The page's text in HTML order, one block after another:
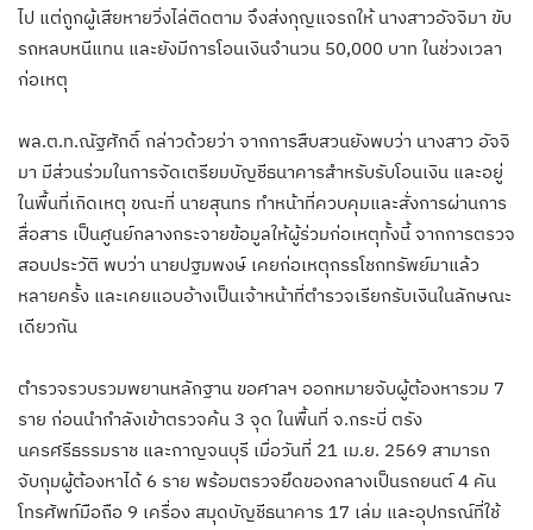
ไป แต่ถูกผู้เสียหายวิ่งไล่ติดตาม จึงส่งกุญแจรถให้ นางสาวอัจจิมา ขับ
รถหลบหนีแทน และยังมีการโอนเงินจำนวน 50,000 บาท ในช่วงเวลา
ก่อเหตุ
พล.ต.ท.ณัฐศักดิ์ กล่าวด้วยว่า จากการสืบสวนยังพบว่า นางสาว อัจจิ
มา มีส่วนร่วมในการจัดเตรียมบัญชีธนาคารสำหรับรับโอนเงิน และอยู่
ในพื้นที่เกิดเหตุ ขณะที่ นายสุนทร ทำหน้าที่ควบคุมและสั่งการผ่านการ
สื่อสาร เป็นศูนย์กลางกระจายข้อมูลให้ผู้ร่วมก่อเหตุทั้งนี้ จากการตรวจ
สอบประวัติ พบว่า นายปฐมพงษ์ เคยก่อเหตุกรรโชกทรัพย์มาแล้ว
หลายครั้ง และเคยแอบอ้างเป็นเจ้าหน้าที่ตำรวจเรียกรับเงินในลักษณะ
เดียวกัน
ตำรวจรวบรวมพยานหลักฐาน ขอศาลฯ ออกหมายจับผู้ต้องหารวม 7
ราย ก่อนนำกำลังเข้าตรวจค้น 3 จุด ในพื้นที่ จ.กระบี่ ตรัง
นครศรีธรรมราช และกาญจนบุรี เมื่อวันที่ 21 เม.ย. 2569 สามารถ
จับกุมผู้ต้องหาได้ 6 ราย พร้อมตรวจยึดของกลางเป็นรถยนต์ 4 คัน
โทรศัพท์มือถือ 9 เครื่อง สมุดบัญชีธนาคาร 17 เล่ม และอุปกรณ์ที่ใช้